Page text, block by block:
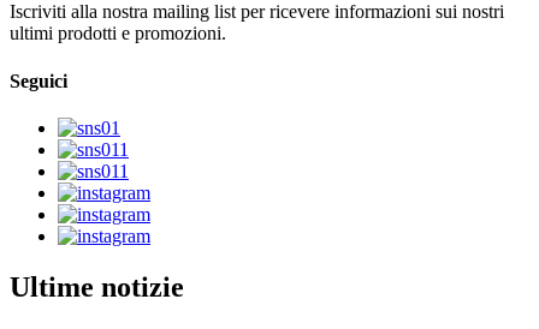
Iscriviti alla nostra mailing list per ricevere informazioni sui nostri
ultimi prodotti e promozioni.
Seguici
Ultime notizie